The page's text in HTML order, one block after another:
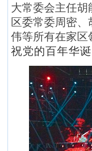
大常委会主任
区委常委周密
伟等所有在家区
祝党的百年华诞